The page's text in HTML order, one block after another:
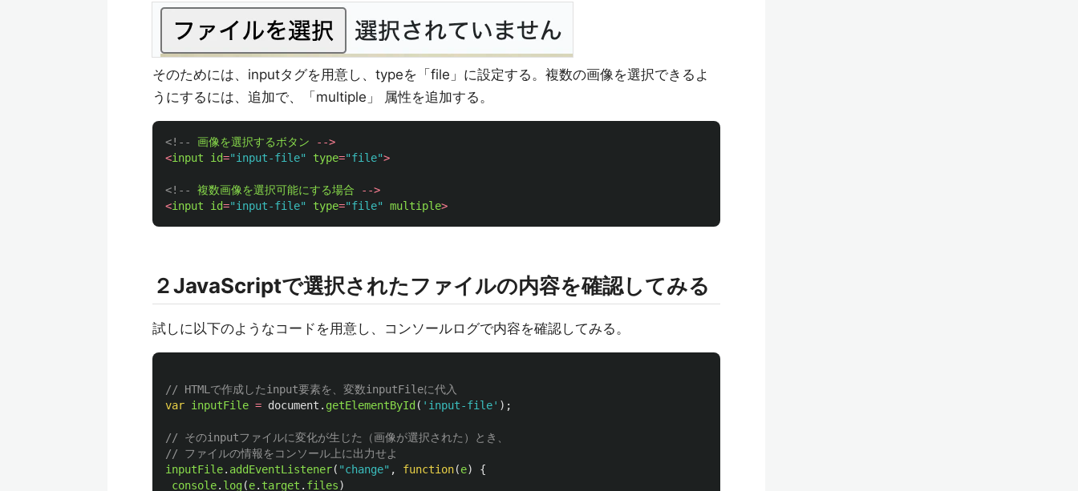
そのためには、inputタグを用意し、typeを「file」に設定する。複数の画像を選択できるよ
うにするには、追加で、「multiple」 属性を追加する。
<!-- 画像を選択するボタン
-->
<input id="input-file" type="file">
<!-- 複数画像を選択可能にする場合
-->
<input id="input-file" type="file" multiple>
２JavaScriptで選択されたファイルの内容を確認してみる
試しに以下のようなコードを用意し、コンソールログで内容を確認してみる。
// HTMLで作成したinput要素を、変数inputFileに代入
var inputFile = document . getElementById ( ' input-file' );
// そのinputファイルに変化が生じた（画像が選択された）とき、
// ファイルの情報をコンソール上に出力せよ
inputFile. addEventListener( "change" , function(e)
{
console. log(e. target . files)